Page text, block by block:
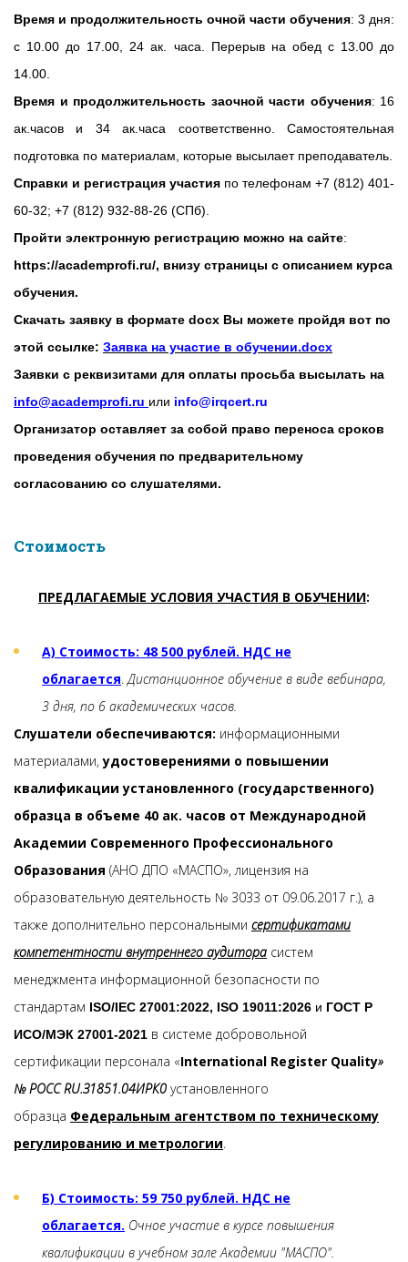
Время и продолжительность очной части обучения: 3 дня:
с 10.00 до 17.00, 24 ак. часа. Перерыв на обед с 13.00 до
14.00.
Время и продолжительность заочной части обучения: 16
ак.часов и 34 ак.часа соответственно. Самостоятельная
подготовка по материалам, которые высылает преподаватель.
Справки и регистрация участия по телефонам +7 (812) 401-
60-32; +7 (812) 932-88-26 (СПб).
Пройти электронную регистрацию можно на сайте:
https://academprofi.ru/, внизу страницы с описанием курса
обучения.
Скачать заявку в формате docx Вы можете пройдя вот по
этой ссылке: Заявка на участие в обучении.docx
Заявки с реквизитами для оплаты просьба высылать на
info@academprofi.ru или info@irqcert.ru
Организатор оставляет за собой право переноса сроков
проведения обучения по предварительному
согласованию со слушателями.
Стоимость
ПРЕДЛАГАЕМЫЕ УСЛОВИЯ УЧАСТИЯ В ОБУЧЕНИИ:
А) Стоимость: 48 500 рублей. НДС не
облагается.Дистанционное обучение в виде вебинара,
3 дня, по 6 академических часов.
Слушатели обеспечиваются: информационными
материалами,удостоверениями о повышении
квалификации установленного (государственного)
образца в объеме 40 ак. часов от Международной
Академии Современного Профессионального
Образования (АНО ДПО «МАСПО», лицензия на
образовательную деятельность № 3033 от 09.06.2017 г.), а
также дополнительно персональными сертификатами
компетентности внутреннего аудитора систем
менеджмента информационной безопасности по
стандартам ISO/IEC 27001:2022, ISO 19011:2026 и ГОСТ Р
ИСО/МЭК 27001-2021 в системе добровольной
сертификации персонала «International Register Quality»
№ РОСС RU.З1851.04ИРК0 установленного
образца Федеральным агентством по техническому
регулированию и метрологии.
Б) Стоимость: 59 750 рублей. НДС не
облагается. Очное участие в курсе повышения
квалификации в учебном зале Академии "МАСПО".